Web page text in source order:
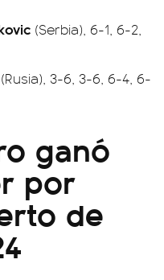
(Serbia), 6-1, 6-2,
(Rusia), 3-6, 3-6, 6-4, 6-
ganó
por
de